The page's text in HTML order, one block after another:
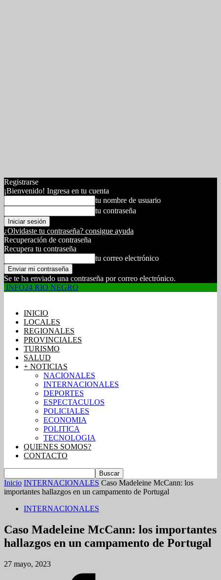
Registrarse
¡Bienvenido! Ingresa en tu cuenta
tu nombre de usuario
tu contraseña
¿Olvidaste tu contraseña? consigue ayuda
Recuperación de contraseña
Recupera tu contraseña
tu correo electrónico
Se te ha enviado una contraseña por correo electrónico.
INFO24 RIO NEGRO
INICIO
LOCALES
REGIONALES
PROVINCIALES
TURISMO
SALUD
+ NOTICIAS
NACIONALES
INTERNACIONALES
DEPORTES
ESPECTACULOS
POLICIALES
ECONOMIA
POLITICA
TECNOLOGIA
QUIENES SOMOS?
CONTACTO
Inicio INTERNACIONALES Caso Madeleine McCann: los
importantes hallazgos en un campamento de Portugal
INTERNACIONALES
Caso Madeleine McCann: los importantes
hallazgos en un campamento de Portugal
27 mayo, 2023